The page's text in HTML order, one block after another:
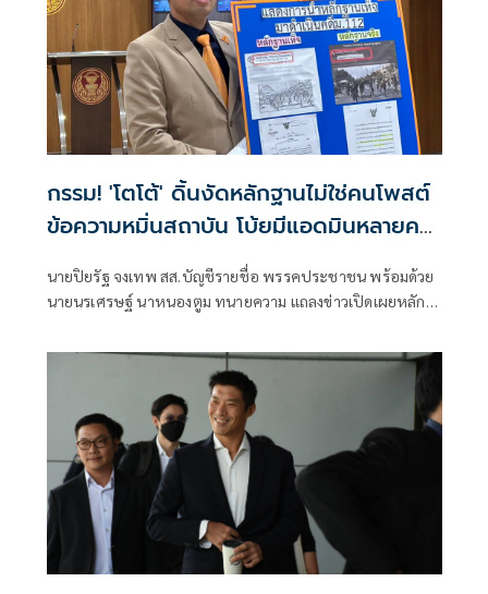
กรรม! 'โตโต้' ดิ้นงัดหลักฐานไม่ใช่คนโพสต์
ข้อความหมิ่นสถาบัน โบ้ยมีแอดมินหลายคน
นายปิยรัฐ จงเทพ สส.บัญชีรายชื่อ พรรคประชาชน พร้อมด้วย
นายนรเศรษฐ์ นาหนองตูม ทนายความ แถลงข่าวเปิดเผยหลัก
ว่า คดีนี้น่าจะจบไปด้วยดีที่ศาลชั้นต้น หลังจากมีการยกฟ้อง